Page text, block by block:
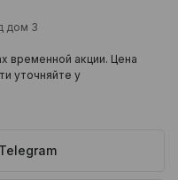
дом 3
временной акции. Цена
уточняйте у